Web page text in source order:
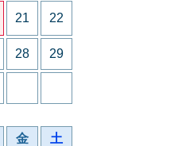
21 22
28 29
金 土